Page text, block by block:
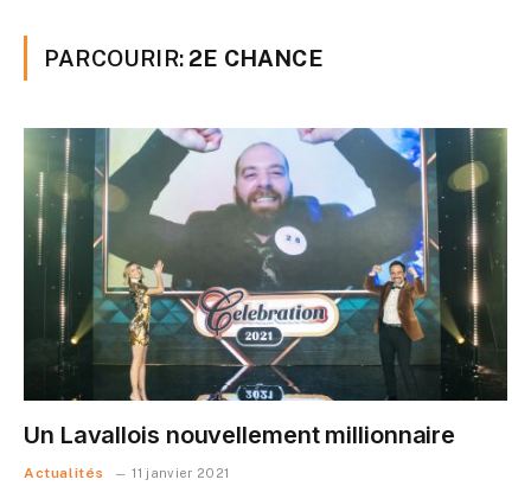
PARCOURIR: 2E CHANCE
Un Lavallois nouvellement millionnaire
Actualités 11 janvier 2021